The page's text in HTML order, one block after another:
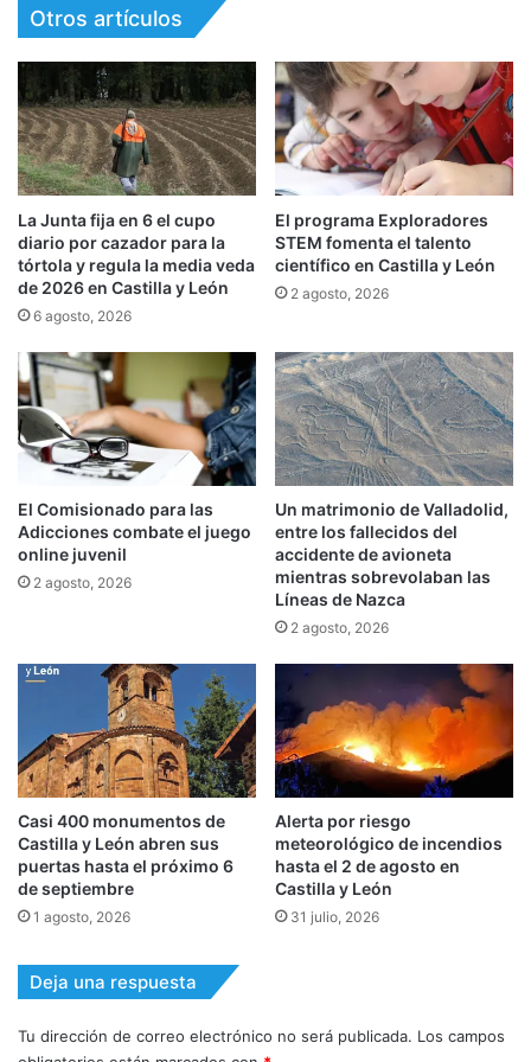
Otros artículos
La Junta fija en 6 el cupo
diario por cazador para la
tórtola y regula la media veda
de 2026 en Castilla y León
6 agosto, 2026
El programa Exploradores
STEM fomenta el talento
científico en Castilla y León
2 agosto, 2026
El Comisionado para las
Adicciones combate el juego
online juvenil
2 agosto, 2026
Un matrimonio de Valladolid,
entre los fallecidos del
accidente de avioneta
mientras sobrevolaban las
Líneas de Nazca
2 agosto, 2026
Casi 400 monumentos de
Castilla y León abren sus
puertas hasta el próximo 6
de septiembre
1 agosto, 2026
Alerta por riesgo
meteorológico de incendios
hasta el 2 de agosto en
Castilla y León
31 julio, 2026
Deja una respuesta
Tu dirección de correo electrónico no será publicada. Los campos